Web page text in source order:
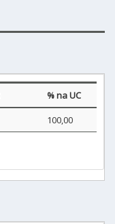
% na UC
100,00